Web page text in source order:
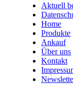
Aktuell
Home
Produkte
Ankauf
Über uns
Kontakt